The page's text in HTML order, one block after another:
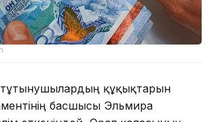
тұтынушылардың құқықтарын
басшысы Эльмира